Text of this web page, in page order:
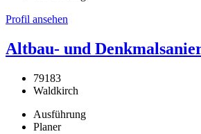
Profil ansehen
Altbau- und
79183
Waldkirch
Ausführung
Planer